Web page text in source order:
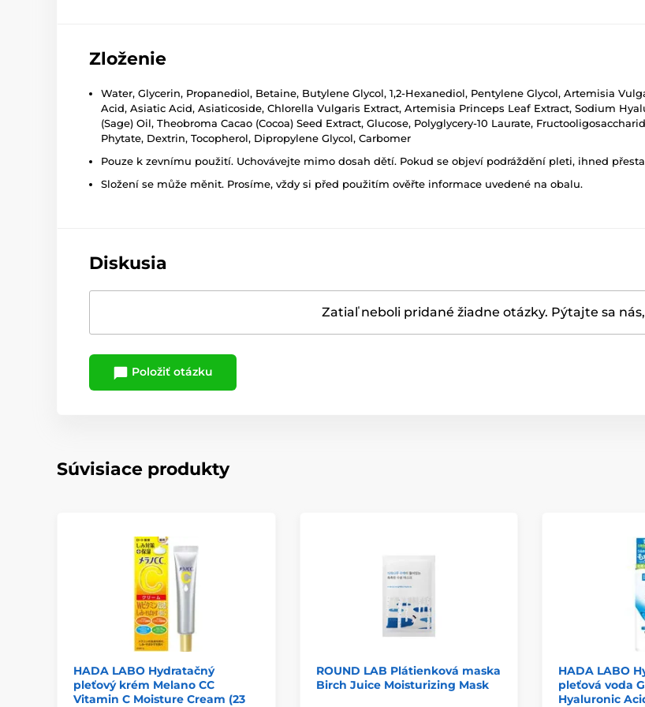
Zloženie
Water, Glycerin, Propanediol, Betaine, Butylene Glycol, 1,2-Hexanediol, Pentylene Glycol, Artemisia
Acid, Asiatic Acid, Asiaticoside, Chlorella Vulgaris Extract, Artemisia Princeps Leaf Extract, Sodium
(Sage) Oil, Theobroma Cacao (Cocoa) Seed Extract, Glucose, Polyglycery-10 Laurate,
Phytate, Dextrin, Tocopherol, Dipropylene Glycol, Carbomer
Pouze k zevnímu použití. Uchovávejte mimo dosah dětí. Pokud se objeví podráždění pleti, ihned
Složení se může měnit. Prosíme, vždy si před použitím ověřte informace uvedené na obalu.
Diskusia
Zatiaľ neboli pridané žiadne otázky. Pýtajte sa
Položiť otázku
Súvisiace produkty
HADA LABO Hydratačný
pleťový krém Melano CC
Vitamin C Moisture Cream (23
ROUND LAB Plátienková maska
Birch Juice Moisturizing Mask
HADA LABO
pleťová voda
Hyaluronic